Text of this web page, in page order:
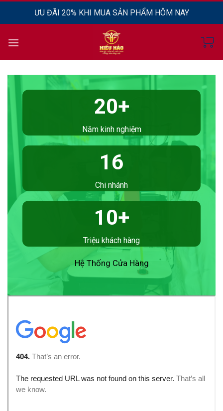
dung
ƯU ĐÃI 20% KHI MUA SẢN PHẨM HÔM NAY
20+
Năm kinh nghiệm
16
Chi nhánh
10+
Triệu khách hàng
Hệ Thống Cửa Hàng